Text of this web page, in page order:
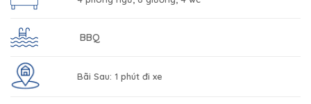
BBQ
Bãi Sau: 1 phút đi xe